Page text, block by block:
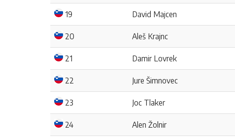
19 David Majcen
20 Aleš Krajnc
21 Damir Lovrek
22 Jure Šimnovec
23 Joc Tlaker
24 Alen Žolnir